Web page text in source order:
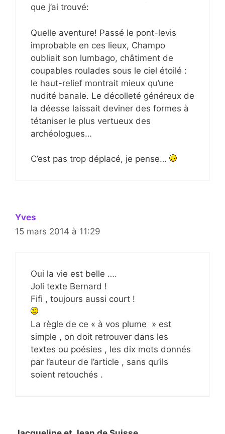
que j’ai trouvé:
Quelle aventure! Passé le pont-levis
improbable en ces lieux, Champo
oubliait son lumbago, châtiment de
coupables roulades sous le ciel étoilé :
le haut-relief montrait mieux qu’une
nudité banale. Le décolleté généreux de
la déesse laissait deviner des formes à
tétaniser le plus vertueux des
archéologues…
C’est pas trop déplacé, je pense…
Yves
15 mars 2014 à 11:29
Oui la vie est belle ….
Joli texte Bernard !
Fifi , toujours aussi court !
La règle de ce « à vos plume » est
simple , on doit retrouver dans les
textes ou poésies , les dix mots donnés
par l’auteur de l’article , sans qu’ils
soient retouchés .